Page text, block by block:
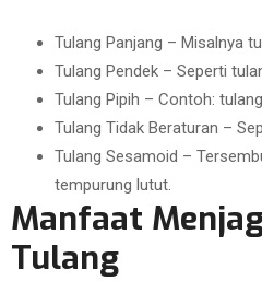
Tulang Panjang – Misalnya
Tulang Pendek – Seperti
Tulang Pipih – Contoh:
Tulang Tidak Beraturan –
Tulang Sesamoid –
tempurung lutut.
Manfaat
Tulang